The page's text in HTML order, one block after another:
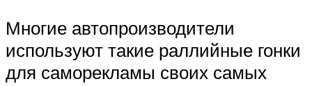
Многие автопроизводители
используют такие раллийные гонки
для саморекламы своих самых